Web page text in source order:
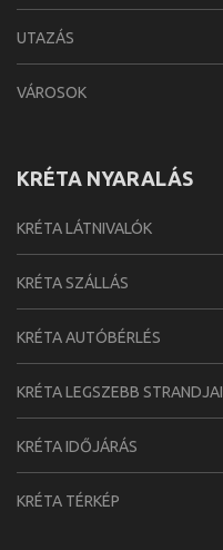
UTAZÁS
VÁROSOK
KRÉTA NYARALÁS
KRÉTA LÁTNIVALÓK
KRÉTA SZÁLLÁS
KRÉTA AUTÓBÉRLÉS
KRÉTA LEGSZEBB STRANDJAI
KRÉTA IDŐJÁRÁS
KRÉTA TÉRKÉP